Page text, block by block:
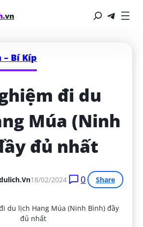
.vn
Bí Kíp
đi du
Múa (Ninh
đủ nhất
18/02/2024 0 Share